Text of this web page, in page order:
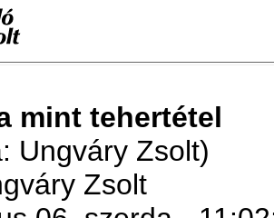
mint tehertétel
Ungváry Zsolt)
Zsolt